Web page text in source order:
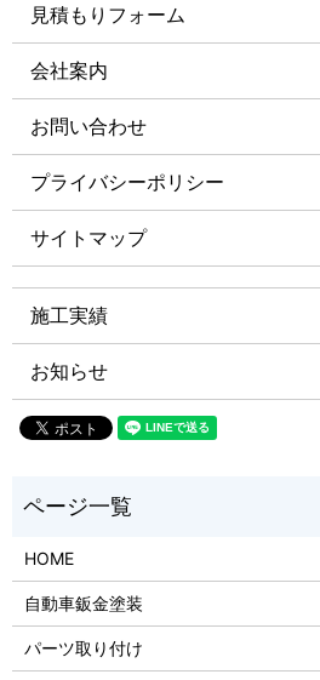
見積もりフォーム
会社案内
お問い合わせ
プライバシーポリシー
サイトマップ
施工実績
お知らせ
HOME
自動車鈑金塗装
パーツ取り付け